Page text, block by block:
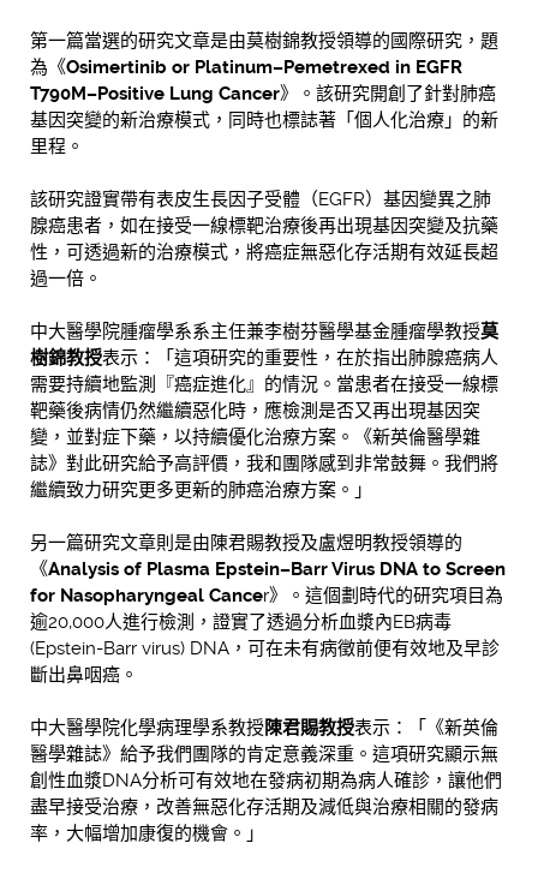
第一篇當選的研究文章是由莫樹錦教授領導的國際研究，題
為《Osimertinib or Platinum–Pemetrexed in EGFR
T790M–Positive Lung Cancer》。該研究開創了針對肺癌
基因突變的新治療模式，同時也標誌著「個人化治療」的新
里程。
該研究證實帶有表皮生長因子受體（EGFR）基因變異之肺
腺癌患者，如在接受一線標靶治療後再出現基因突變及抗藥
性，可透過新的治療模式，將癌症無惡化存活期有效延長超
過一倍。
中大醫學院腫瘤學系系主任兼李樹芬醫學基金腫瘤學教授莫
樹錦教授表示：「這項研究的重要性，在於指出肺腺癌病人
需要持續地監測『癌症進化』的情況。當患者在接受一線標
靶藥後病情仍然繼續惡化時，應檢測是否又再出現基因突
變，並對症下藥，以持續優化治療方案。《新英倫醫學雜
誌》對此研究給予高評價，我和團隊感到非常鼓舞。我們將
繼續致力研究更多更新的肺癌治療方案。」
另一篇研究文章則是由陳君賜教授及盧煜明教授領導的
《Analysis of Plasma Epstein–Barr Virus DNA to Screen
for Nasopharyngeal Cancer》。這個劃時代的研究項目為
逾20,000人進行檢測，證實了透過分析血漿內EB病毒
(Epstein-Barr virus) DNA，可在未有病徵前便有效地及早診
斷出鼻咽癌。
中大醫學院化學病理學系教授陳君賜教授表示：「《新英倫
醫學雜誌》給予我們團隊的肯定意義深重。這項研究顯示無
創性血漿DNA分析可有效地在發病初期為病人確診，讓他們
盡早接受治療，改善無惡化存活期及減低與治療相關的發病
率，大幅增加康復的機會。」